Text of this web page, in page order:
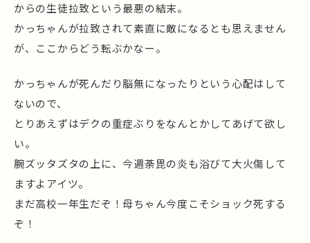
からの生徒拉致という最悪の結末。
かっちゃんが拉致されて素直に敵になるとも思えません
が、ここからどう転ぶかなー。
かっちゃんが死んだり脳無になったりという心配はして
ないので、
とりあえずはデクの重症ぶりをなんとかしてあげて欲し
い。
腕ズッタズタの上に、今週荼毘の炎も浴びて大火傷して
ますよアイツ。
まだ高校一年生だぞ！母ちゃん今度こそショック死する
ぞ！